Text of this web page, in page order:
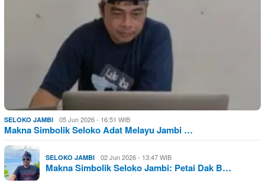
SELOKO JAMBI 05 Jun 2026 - 16:51 WIB
Makna Simbolik Seloko Adat Melayu Jambi …
SELOKO JAMBI 02 Jun 2026 - 13:47 WIB
Makna Simbolik Seloko Jambi: Petai Dak B…